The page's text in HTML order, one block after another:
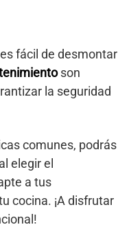
fácil de desmontar
son
la seguridad
comunes, podrás
elegir el
a tus
cocina. ¡A disfrutar